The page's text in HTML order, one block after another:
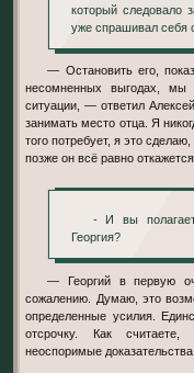
который следовало
уже спрашивал себя
— Остановить его, показав всю глупость подобного решения. При
несомненных выгодах, мы
ситуации, — ответил
занимать место отца. Я
того потребует, я это
позже он всё равно
- И вы полагаете, что вы сможете переубедить
Георгия?
— Георгий в первую очередь император, а уже потом отец, к
сожалению. Думаю, это
определенные усилия.
отсрочку. Как
неоспоримые